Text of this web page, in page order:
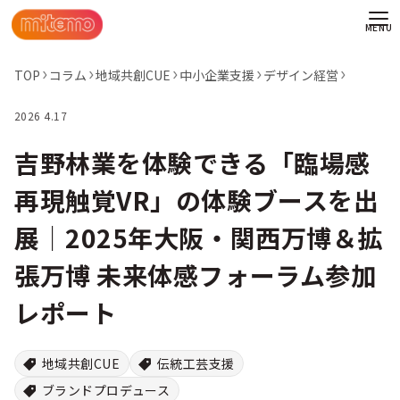
報
TOP コラム 地域共創CUE 中小企業支援 デザイン経営
2026 4.17
吉野林業を体験できる「臨場感
再現触覚VR」の体験ブースを出
展｜2025年大阪・関西万博＆拡
張万博 未来体感フォーラム参加
レポート
地域共創CUE
伝統工芸支援
ブランドプロデュース